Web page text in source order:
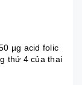
µg acid folic
thứ 4 của thai